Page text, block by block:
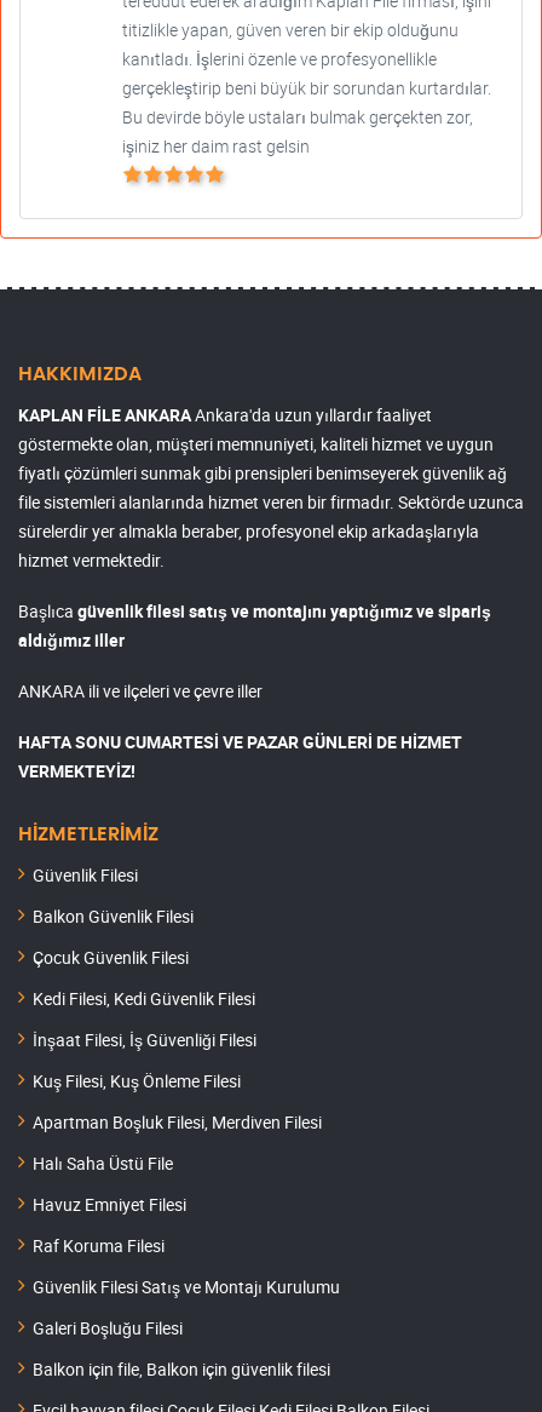
titizlikle yapan, güven veren bir ekip olduğunu
kanıtladı. İşlerini özenle ve profesyonellikle
gerçekleştirip beni büyük bir sorundan kurtardılar.
Bu devirde böyle ustaları bulmak gerçekten zor,
işiniz her daim rast gelsin
HAKKIMIZDA
KAPLAN FİLE ANKARAAnkara'da uzun yıllardır faaliyet
göstermekte olan, müşteri memnuniyeti, kaliteli hizmet ve uygun
fiyatlı çözümleri sunmak gibi prensipleri benimseyerek güvenlik ağ
file sistemleri alanlarında hizmet veren bir firmadır. Sektörde uzunca
sürelerdir yer almakla beraber, profesyonel ekip arkadaşlarıyla
hizmet vermektedir.
Başlıca güvenlik filesi satış ve montajını yaptığımız ve sipariş
aldığımız iller
ANKARA ili ve ilçeleri ve çevre iller
HAFTA SONU CUMARTESİ VE PAZAR GÜNLERİ DE HİZMET
VERMEKTEYİZ!
HİZMETLERİMİZ
Güvenlik Filesi
Balkon Güvenlik Filesi
Çocuk Güvenlik Filesi
Kedi Filesi, Kedi Güvenlik Filesi
İnşaat Filesi, İş Güvenliği Filesi
Kuş Filesi, Kuş Önleme Filesi
Apartman Boşluk Filesi, Merdiven Filesi
Halı Saha Üstü File
Havuz Emniyet Filesi
Raf Koruma Filesi
Güvenlik Filesi Satış ve Montajı Kurulumu
Galeri Boşluğu Filesi
Balkon için file, Balkon için güvenlik filesi